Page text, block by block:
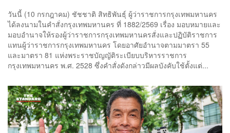
วันนี้ (10 กรกฎาคม) ชัชชาติ สิทธิพันธุ์ ผู้ว่าราชการกรุงเทพมหานคร
ได้ลงนามในคำสั่งกรุงเทพมหานคร ที่ 1882/2569 เรื่อง มอบหมายและ
มอบอำนาจให้รองผู้ว่าราชการกรุงเทพมหานครสั่งและปฏิบัติราชการ
แทนผู้ว่าราชการกรุงเทพมหานคร โดยอาศัยอำนาจตามมาตรา 55
และมาตรา 81 แห่งพระราชบัญญัติระเบียบบริหารราชการ
กรุงเทพมหานคร พ.ศ. 2528 ซึ่งคำสั่งดังกล่าวมีผลบังคับใช้ตั้งแต่...